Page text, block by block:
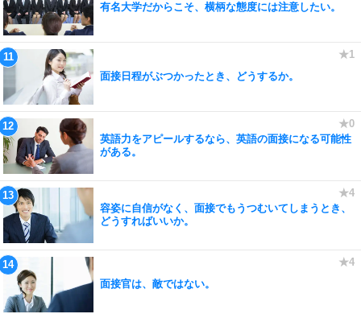
有名大学だからこそ、横柄な態度には注意したい。
面接日程がぶつかったとき、どうするか。
英語力をアピールするなら、英語の面接になる可能性
がある。
容姿に自信がなく、面接でもうつむいてしまうとき、
どうすればいいか。
面接官は、敵ではない。